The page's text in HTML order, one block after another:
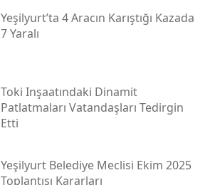
Yeşilyurt’ta 4 Aracın Karıştığı Kazada
7 Yaralı
Toki̇ Inşaatındaki Dinamit
Patlatmaları Vatandaşları Tedirgin
Etti
Yeşilyurt Belediye Meclisi Ekim 2025
Toplantısı Kararları